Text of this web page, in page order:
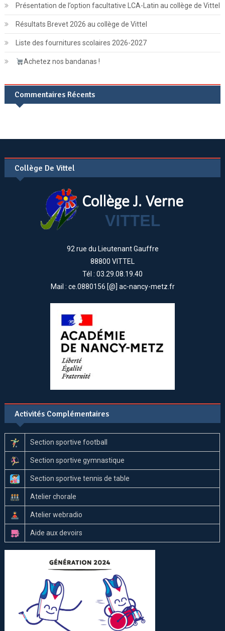
Présentation de l’option facultative LCA-Latin au collège de Vittel
Résultats Brevet 2026 au collège de Vittel
Liste des fournitures scolaires 2026-2027
Achetez nos bandanas !
Commentaires Récents
Collège De Vittel
92 rue du Lieutenant Gauffre
88800 VITTEL
Tél : 03.29.08.19.40
Mail : ce.0880156 [@] ac-nancy-metz.fr
Activités Complémentaires
Section sportive football
Section sportive gymnastique
Section sportive tennis de table
Atelier chorale
Atelier webradio
Aide aux devoirs